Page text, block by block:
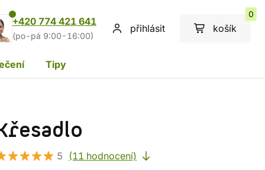
+420 774 421 641
(po-pá 9:00-16:00)
přihlásit košík
0
Tipy
5 (11 hodnocení)